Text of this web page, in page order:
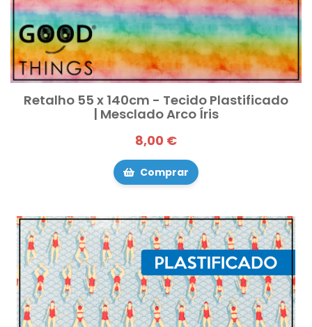
Retalho 55 x 140cm - Tecido Plastificado
| Mesclado Arco Íris
8,00 €
Comprar